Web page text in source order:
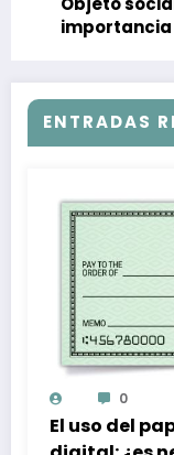
importancia
ENTRADAS
0
El uso del